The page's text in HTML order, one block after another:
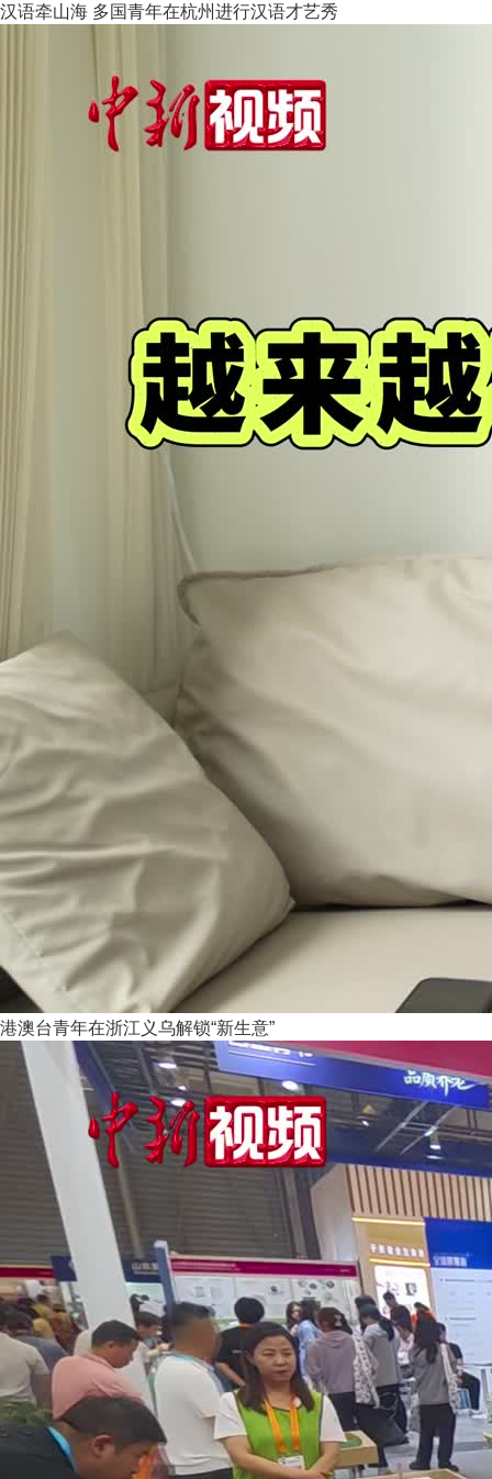
汉语牵山海 多国青年在杭州进行汉语才艺秀
港澳台青年在浙江义乌解锁“新生意”